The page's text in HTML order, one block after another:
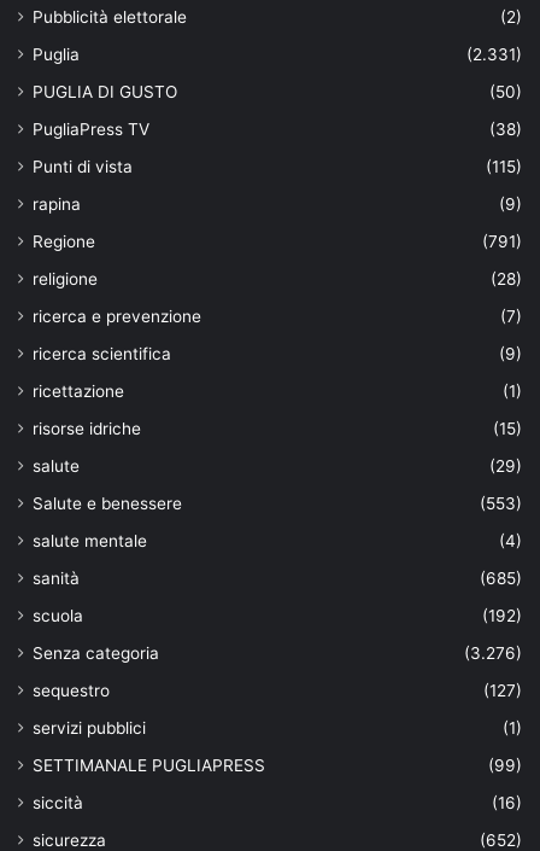
Pubblicità elettorale
(2)
Puglia
(2.331)
PUGLIA DI GUSTO
(50)
PugliaPress TV
(38)
Punti di vista
(115)
rapina
(9)
Regione
(791)
religione
(28)
ricerca e prevenzione
(7)
ricerca scientifica
(9)
ricettazione
(1)
risorse idriche
(15)
salute
(29)
Salute e benessere
(553)
salute mentale
(4)
sanità
(685)
scuola
(192)
Senza categoria
(3.276)
sequestro
(127)
servizi pubblici
(1)
SETTIMANALE PUGLIAPRESS
(99)
siccità
(16)
sicurezza
(652)